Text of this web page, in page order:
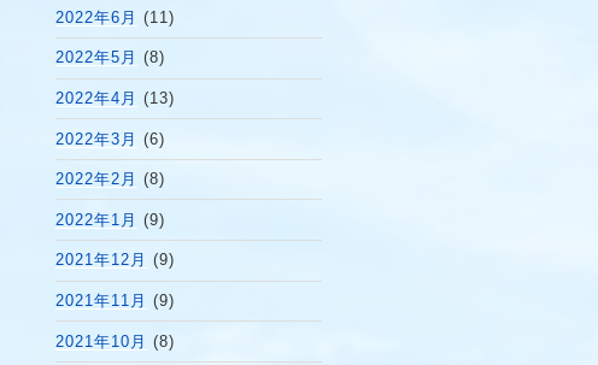
2022年6月 (11)
2022年5月 (8)
2022年4月 (13)
2022年3月 (6)
2022年2月 (8)
2022年1月 (9)
2021年12月 (9)
2021年11月 (9)
2021年10月 (8)